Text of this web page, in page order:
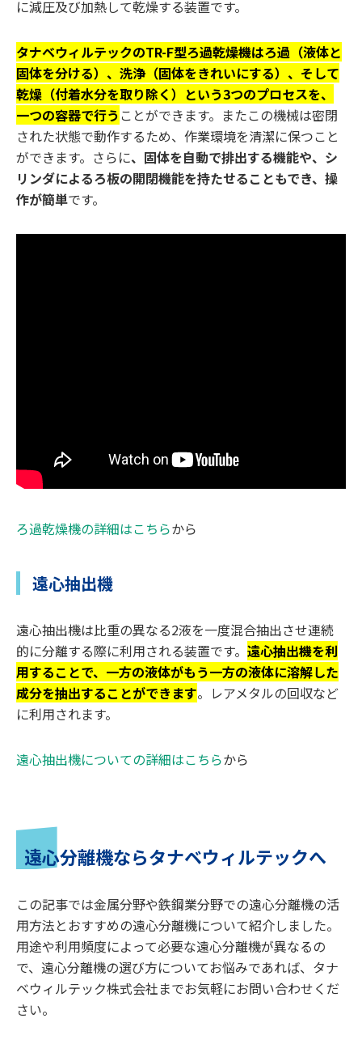
に減圧及び加熱して乾燥する装置です。
タナベウィルテックのTR-F型ろ過乾燥機はろ過（液体と
固体を分ける）、洗浄（固体をきれいにする）、そして
乾燥（付着水分を取り除く）という3つのプロセスを、
一つの容器で行う ことができます。またこの機械は密閉
された状態で動作するため、作業環境を清潔に保つこと
ができます。さらに、固体を自動で排出する機能や、シ
リンダによるろ板の開閉機能を持たせることもでき、操
作が簡単です。
ろ過乾燥機の詳細はこちらから
遠心抽出機
遠心抽出機は比重の異なる2液を一度混合抽出させ連続
的に分離する際に利用される装置です。 遠心抽出機を利
用することで、一方の液体がもう一方の液体に溶解した
成分を抽出することができます。レアメタルの回収など
に利用されます。
遠心抽出機についての詳細はこちらから
遠心分離機ならタナベウィルテックへ
この記事では金属分野や鉄鋼業分野での遠心分離機の活
用方法とおすすめの遠心分離機について紹介しました。
用途や利用頻度によって必要な遠心分離機が異なるの
で、遠心分離機の選び方についてお悩みであれば、タナ
ベウィルテック株式会社までお気軽にお問い合わせくだ
さい。